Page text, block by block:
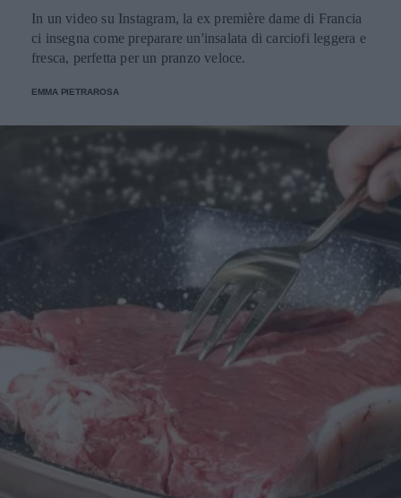
In un video su Instagram, la ex première dame di Francia
ci insegna come preparare un'insalata di carciofi leggera e
fresca, perfetta per un pranzo veloce.
EMMA PIETRAROSA